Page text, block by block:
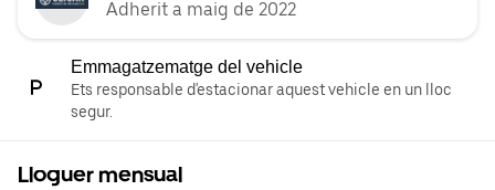
Adherit a maig de 2022
Emmagatzematge del vehicle
Ets responsable d'estacionar aquest vehicle en un lloc
segur.
Lloguer mensual